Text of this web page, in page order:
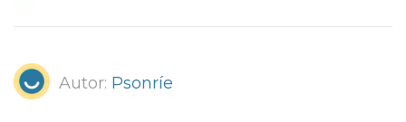
Autor: Psonríe